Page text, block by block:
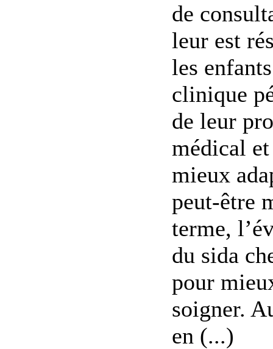
de
leur est
les
clinique
de leur
médical
mieux
peut-être
terme,
du sida
pour
soigner.
en (...)